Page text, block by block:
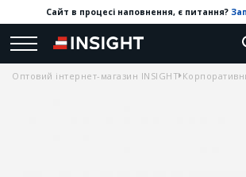
Сайт в процесі наповнення, є питання?
Оптовий інтернет-магазин INSIGHT